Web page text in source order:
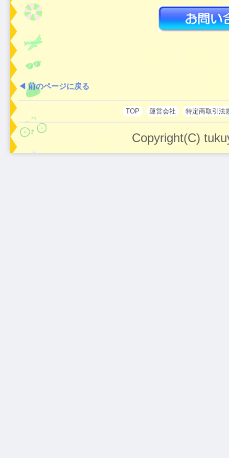
◀ 前のページに戻る
TOP 運営会社 特定商取引法
Copyright(C)